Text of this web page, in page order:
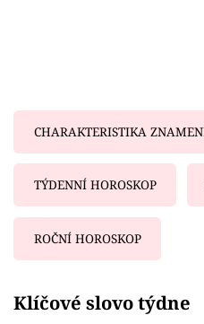
CHARAKTERISTIKA
TÝDENNÍ HOROSKOP
ROČNÍ HOROSKOP
Klíčové slovo týdne